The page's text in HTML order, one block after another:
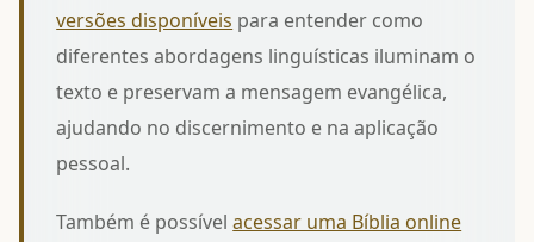
versões disponíveis para entender como
diferentes abordagens linguísticas iluminam o
texto e preservam a mensagem evangélica,
ajudando no discernimento e na aplicação
pessoal.
Também é possívelacessar uma Bíblia online